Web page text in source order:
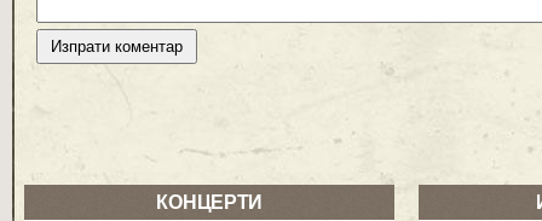
КОНЦЕРТИ